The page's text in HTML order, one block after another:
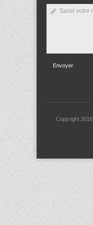
Envoyer
Copyright 2016